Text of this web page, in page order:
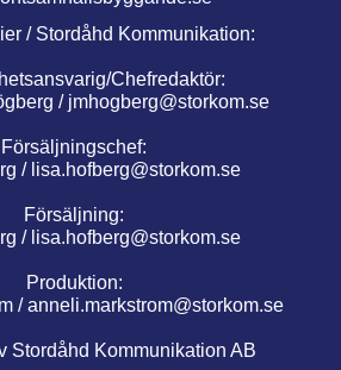
/ Stordåhd Kommunikation:
Chefredaktör:
/ jmhogberg@storkom.se
Försäljningschef:
/ lisa.hofberg@storkom.se
Försäljning:
/ lisa.hofberg@storkom.se
Produktion:
/anneli.markstrom@storkom.se
Stordåhd Kommunikation AB